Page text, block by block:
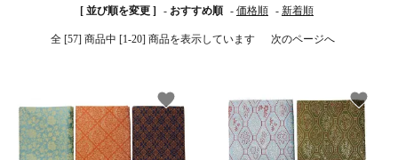
コート・雨具 その他
本堂金具・上壇彫物
納骨壇 御香・線香
[ 並び順を変更 ] - おすすめ順 - 価格順 - 新着順
全 [57] 商品中 [1-20] 商品を表示しています 次のページへ
favorite favorite